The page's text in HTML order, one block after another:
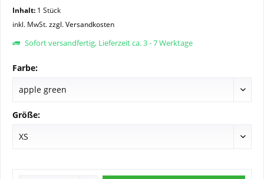
Inhalt: 1 Stück
inkl. MwSt.zzgl. Versandkosten
Sofort versandfertig, Lieferzeit ca. 3 - 7 Werktage
Farbe:
Größe: